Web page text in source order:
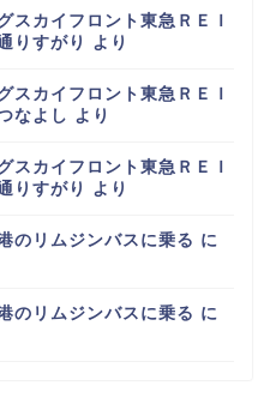
スカイフロント東急ＲＥＩ
りすがり より
スカイフロント東急ＲＥＩ
なよし より
スカイフロント東急ＲＥＩ
りすがり より
のリムジンバスに乗る に
のリムジンバスに乗る に